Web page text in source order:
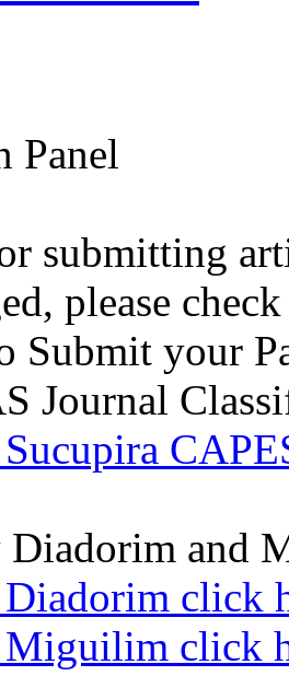
Panel
submitting
please
Submit your
Journal
Diadorim and
click
Miguilim click